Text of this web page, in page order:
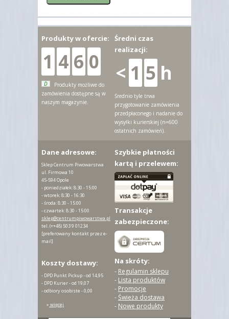
Produkty w ofercie:
1 4 6 0
D
Produkty możliwe do
zamówienia dostępne są w
naszym magazynie.
Średni czas
realizacji:
< 1 5 h
Średnio tyle trwa
przygotowanie zamówienia
przedpłaconego i nadanie do
wysyłki kurierskiej (n=600
ostatnich zamówień).
Dane adresowe:
Sklep Centrum Piwowarstwa
ul. Firmowa 10
45-594 Opole
- poniedziałek: 8:30 - 15:00
- wtorek: 8:30 - 16:30
- środa: 8:30 - 15:00
- czwartek: 8:30 - 15:00
sklep@centrumpiwowarstwa.pl
tel.(++48) 503 9 01234
[preferowany kontakt przez e-
mail]
Szybkie płatności
kartą i przelewem:
Transakcje
zabezpieczone:
Koszty dostawy:
- DPD Punkt Pickup - od 14,95
- DPD Kurier - od 19,07
- odbiory osobiste - 0,00
» więcej
Na skróty:
- Regulamin sklepu
- Lista produktów
- Promocje
-Świeża dostawa
- Nowe produkty